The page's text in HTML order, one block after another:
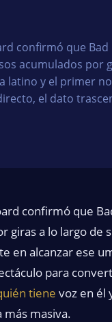
confirmó que Bad
acumulados por
latino y el primer
el dato
confirmó que
giras a lo largo de
en alcanzar ese
para
tiene voz en él
masiva.